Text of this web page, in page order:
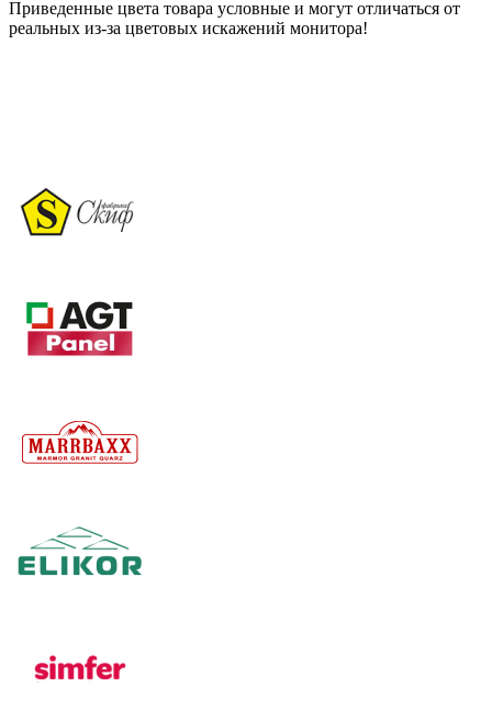
Приведенные цвета товара условные и могут отличаться от
реальных из-за цветовых искажений монитора!